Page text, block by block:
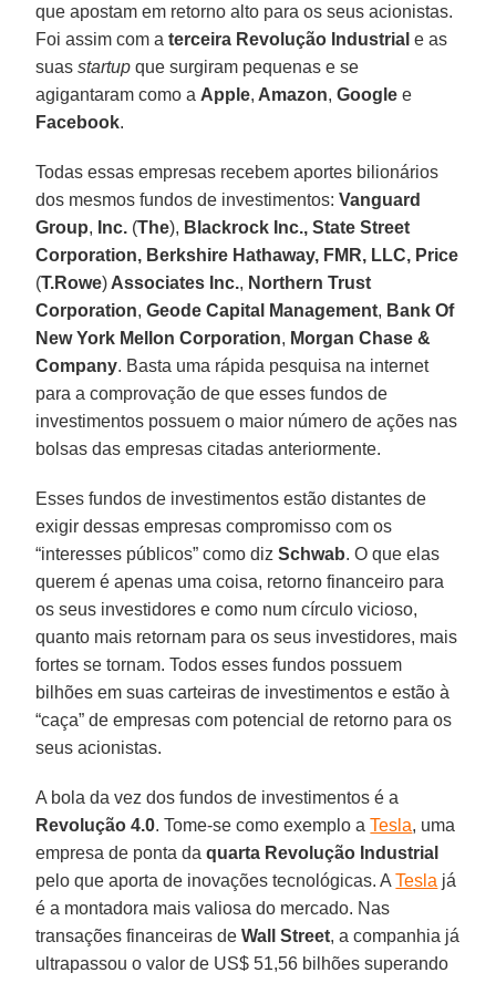
que apostam em retorno alto para os seus acionistas.
Foi assim com aterceira Revolução Industrial e as
suasstartup que surgiram pequenas e se
agigantaram como a Apple, Amazon, Google e
Facebook.
Todas essas empresas recebem aportes bilionários
dos mesmos fundos de investimentos:Vanguard
Group, Inc. (The), Blackrock Inc., State Street
Corporation, Berkshire Hathaway, FMR, LLC, Price
(T.Rowe) Associates Inc., Northern Trust
Corporation, Geode Capital Management, Bank Of
New York Mellon Corporation, Morgan Chase &
Company. Basta uma rápida pesquisa na internet
para a comprovação de que esses fundos de
investimentos possuem o maior número de ações nas
bolsas das empresas citadas anteriormente.
Esses fundos de investimentos estão distantes de
exigir dessas empresas compromisso com os
“interesses públicos” como dizSchwab. O que elas
querem é apenas uma coisa, retorno financeiro para
os seus investidores e como num círculo vicioso,
quanto mais retornam para os seus investidores, mais
fortes se tornam. Todos esses fundos possuem
bilhões em suas carteiras de investimentos e estão à
“caça” de empresas com potencial de retorno para os
seus acionistas.
A bola da vez dos fundos de investimentos é a
Revolução 4.0. Tome-se como exemplo aTesla, uma
empresa de ponta daquarta Revolução Industrial
pelo que aporta de inovações tecnológicas. ATesla já
é a montadora mais valiosa do mercado. Nas
transações financeiras deWall Street, a companhia já
ultrapassou o valor de US$ 51,56 bilhões superando